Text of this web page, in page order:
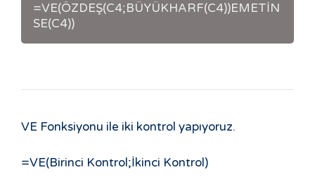
=VE(ÖZDEŞ(C4;BÜYÜKHARF(C4))EMETİN
SE(C4))
VE Fonksiyonu ile iki kontrol yapıyoruz.
=VE(Birinci Kontrol;İkinci Kontrol)